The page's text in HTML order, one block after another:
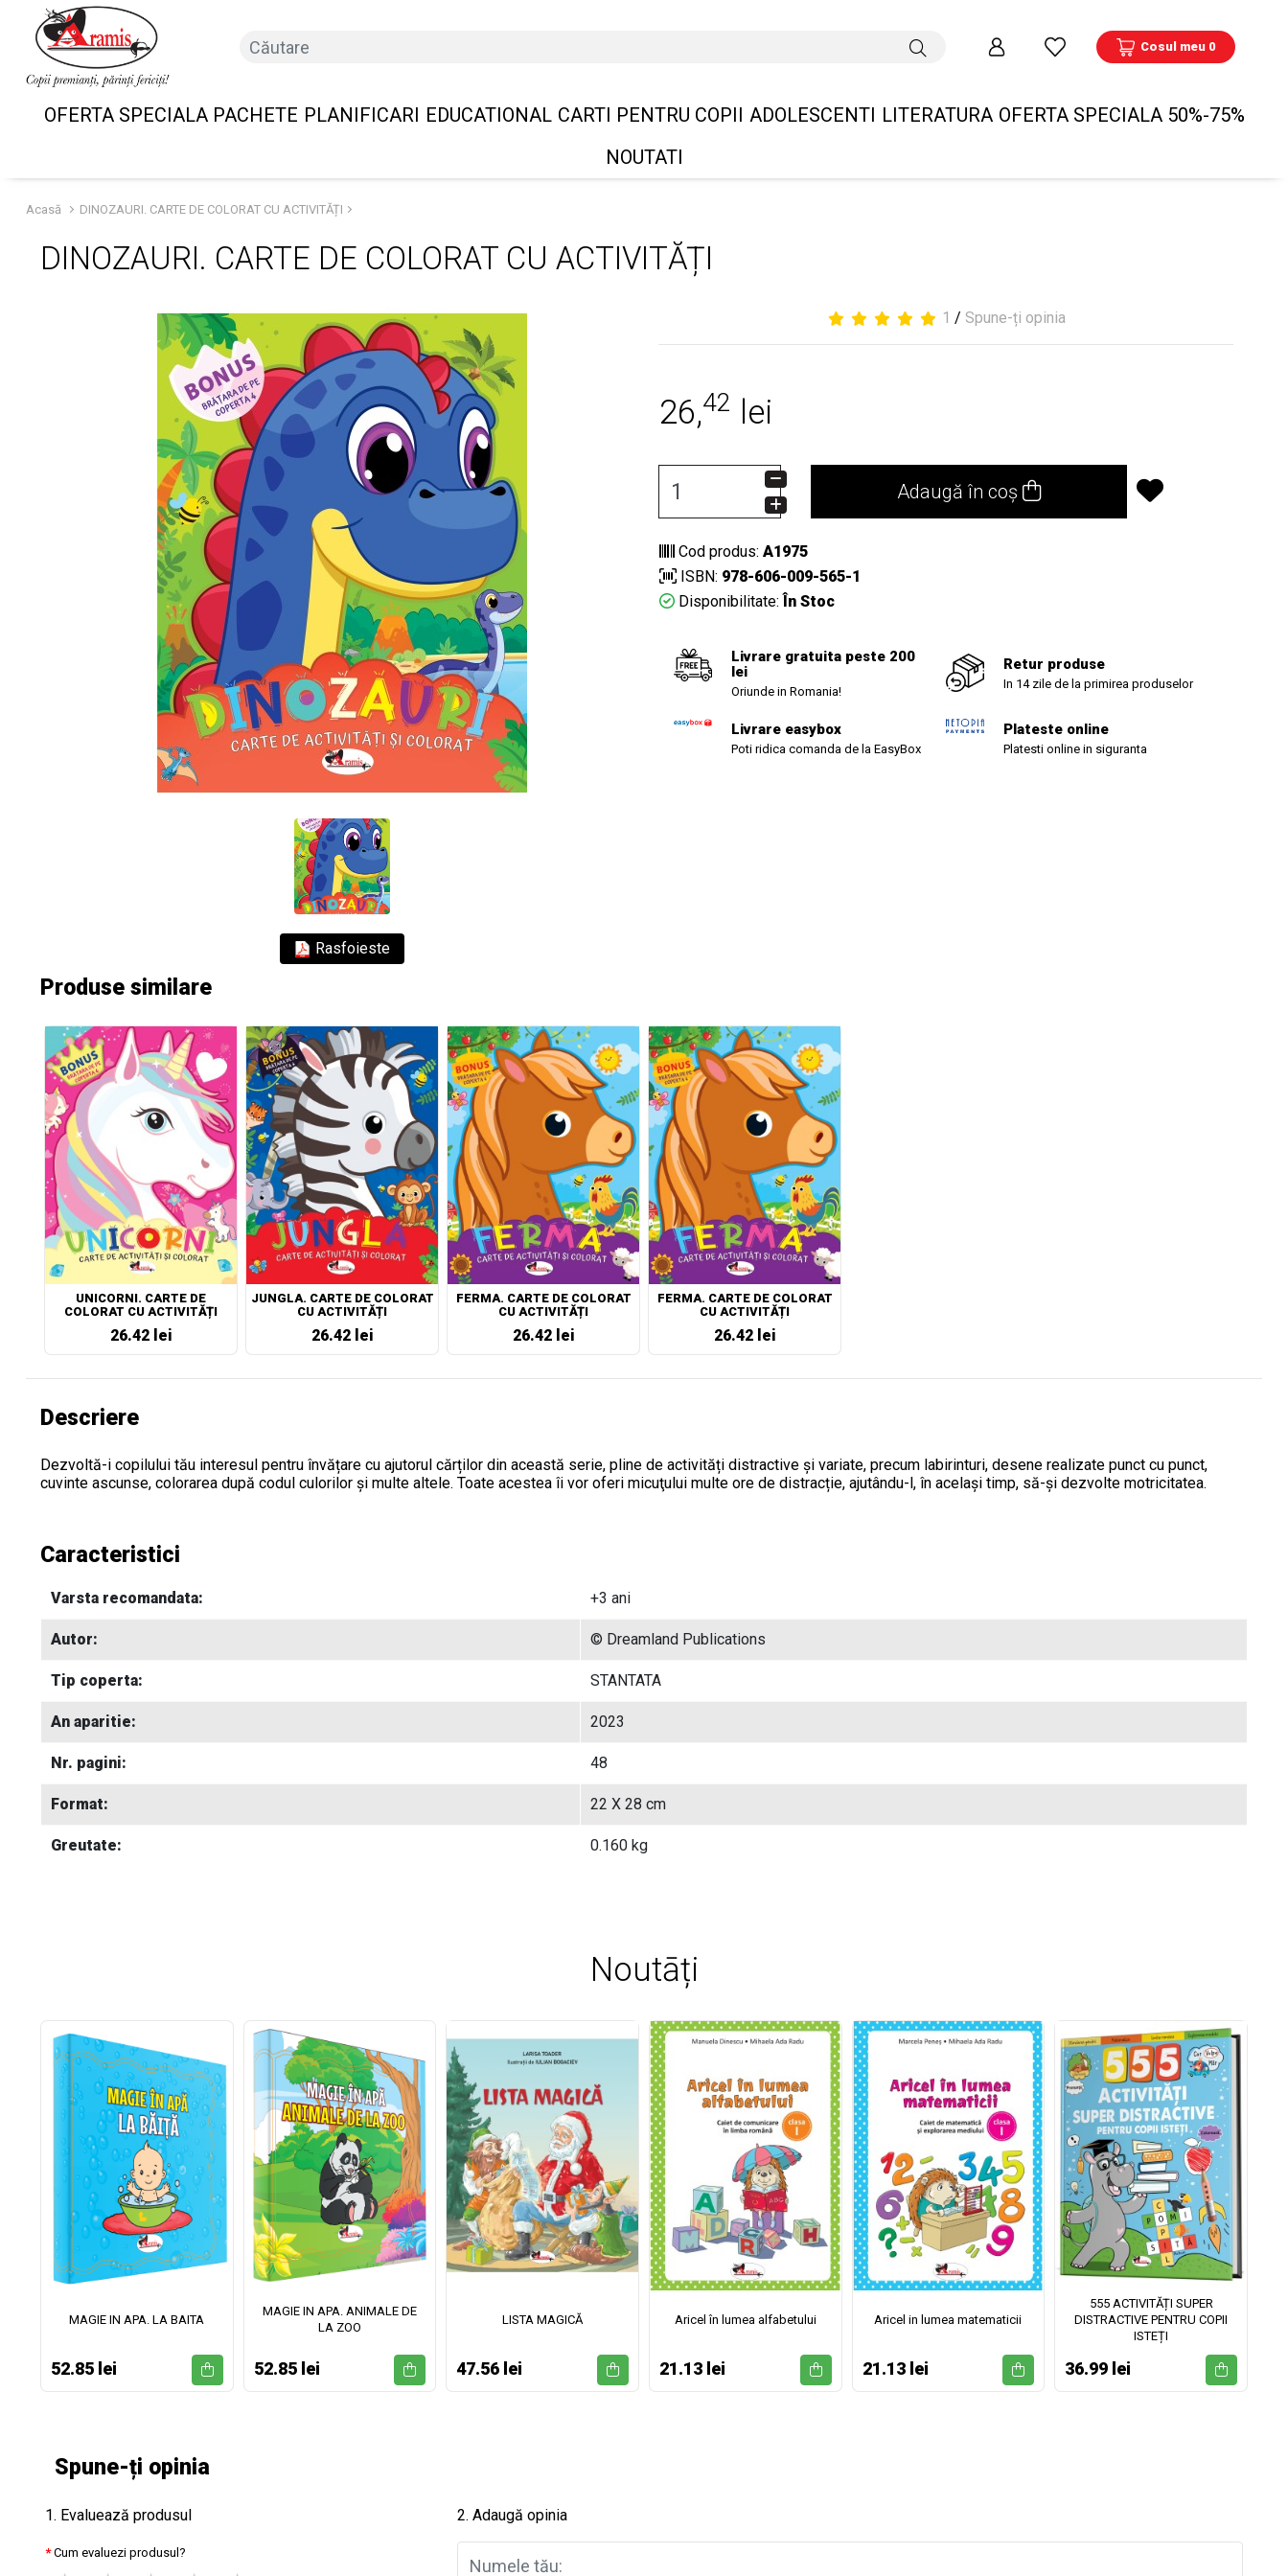
Cosul meu 0
OFERTA SPECIALA PACHETE PLANIFICARI EDUCATIONAL CARTI PENTRU COPII ADOLESCENTI LITERATURA OFERTA SPECIALA 50%-75%
NOUTATI
Acasă DINOZAURI. CARTE DE COLORAT CU ACTIVITĂȚI
DINOZAURI. CARTE DE COLORAT CU ACTIVITĂȚI
Rasfoieste
1 / Spune-ți opinia
26,42 lei
Adaugă în coș
Cod produs: A1975
ISBN: 978-606-009-565-1
Disponibilitate: În Stoc
Livrare gratuita peste 200
lei
Oriunde in Romania!
Retur produse
In 14 zile de la primirea produselor
Livrare easybox
Poti ridica comanda de la EasyBox
Plateste online
Platesti online in siguranta
Produse similare
UNICORNI. CARTE DE
COLORAT CU ACTIVITĂȚI
26.42 lei
JUNGLA. CARTE DE COLORAT
CU ACTIVITĂȚI
26.42 lei
FERMA. CARTE DE COLORAT
CU ACTIVITĂȚI
26.42 lei
FERMA. CARTE DE COLORAT
CU ACTIVITĂȚI
26.42 lei
Descriere
Dezvoltă-i copilului tău interesul pentru învățare cu ajutorul cărților din această serie, pline de activități distractive și variate, precum labirinturi, desene realizate punct cu punct,
cuvinte ascunse, colorarea după codul culorilor și multe altele. Toate acestea îi vor oferi micuţului multe ore de distracție, ajutându-l, în același timp, să-și dezvolte motricitatea.
Caracteristici
Varsta recomandata: +3 ani
Autor: © Dreamland Publications
Tip coperta: STANTATA
An aparitie: 2023
Nr. pagini: 48
Format: 22 X 28 cm
Greutate: 0.160 kg
Noutāți
MAGIE IN APA. LA BAITA
52.85 lei
MAGIE IN APA. ANIMALE DE
LA ZOO
52.85 lei
LISTA MAGICĂ
47.56 lei
Aricel în lumea alfabetului
21.13 lei
Aricel in lumea matematicii
21.13 lei
555 ACTIVITĂȚI SUPER
DISTRACTIVE PENTRU COPII
ISTEȚI
36.99 lei
Spune-ți opinia
1. Evaluează produsul
Cum evaluezi produsul?
2. Adaugă opinia